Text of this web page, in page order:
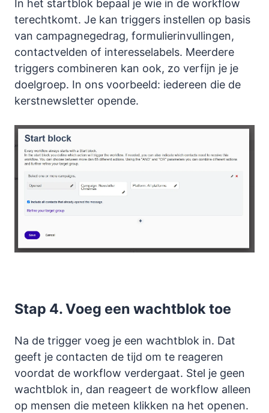
In het startblok bepaal je wie in de workflow
terechtkomt. Je kan triggers instellen op basis
van campagnegedrag, formulierinvullingen,
contactvelden of interesselabels. Meerdere
triggers combineren kan ook, zo verfijn je je
doelgroep. In ons voorbeeld: iedereen die de
kerstnewsletter opende.
Stap 4. Voeg een wachtblok toe
Na de trigger voeg je een wachtblok in. Dat
geeft je contacten de tijd om te reageren
voordat de workflow verdergaat. Stel je geen
wachtblok in, dan reageert de workflow alleen
op mensen die meteen klikken na het openen.